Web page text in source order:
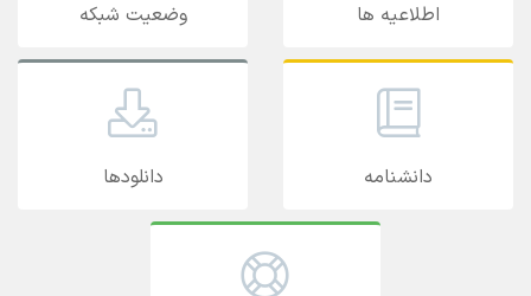
اطلاعیه ها وضعیت شبکه
دانشنامه دانلودها